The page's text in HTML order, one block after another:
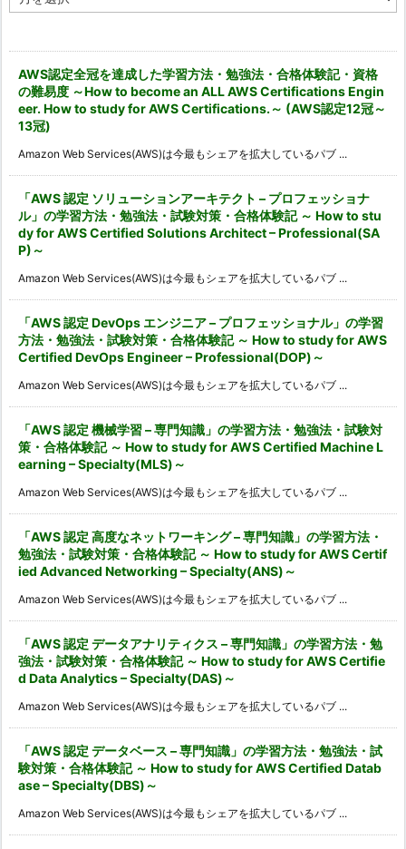
ー
AWS認定全冠を達成した学習方法・勉強法・合格体験記・資格
の難易度 ～How to become an ALL AWS Certifications Engin
eer. How to study for AWS Certifications.～ (AWS認定12冠～
13冠)
Amazon Web Services(AWS)は今最もシェアを拡大しているパブ ...
「AWS 認定 ソリューションアーキテクト – プロフェッショナ
ル」の学習方法・勉強法・試験対策・合格体験記 ～ How to stu
dy for AWS Certified Solutions Architect – Professional(SA
P)～
Amazon Web Services(AWS)は今最もシェアを拡大しているパブ ...
「AWS 認定 DevOps エンジニア – プロフェッショナル」の学習
方法・勉強法・試験対策・合格体験記 ～ How to study for AWS
Certified DevOps Engineer – Professional(DOP)～
Amazon Web Services(AWS)は今最もシェアを拡大しているパブ ...
「AWS 認定 機械学習 – 専門知識」の学習方法・勉強法・試験対
策・合格体験記 ～ How to study for AWS Certified Machine L
earning – Specialty(MLS)～
Amazon Web Services(AWS)は今最もシェアを拡大しているパブ ...
「AWS 認定 高度なネットワーキング – 専門知識」の学習方法・
勉強法・試験対策・合格体験記 ～ How to study for AWS Certif
ied Advanced Networking – Specialty(ANS)～
Amazon Web Services(AWS)は今最もシェアを拡大しているパブ ...
「AWS 認定 データアナリティクス – 専門知識」の学習方法・勉
強法・試験対策・合格体験記 ～ How to study for AWS Certifie
d Data Analytics – Specialty(DAS)～
Amazon Web Services(AWS)は今最もシェアを拡大しているパブ ...
「AWS 認定 データベース – 専門知識」の学習方法・勉強法・試
験対策・合格体験記 ～ How to study for AWS Certified Datab
ase – Specialty(DBS)～
Amazon Web Services(AWS)は今最もシェアを拡大しているパブ ...